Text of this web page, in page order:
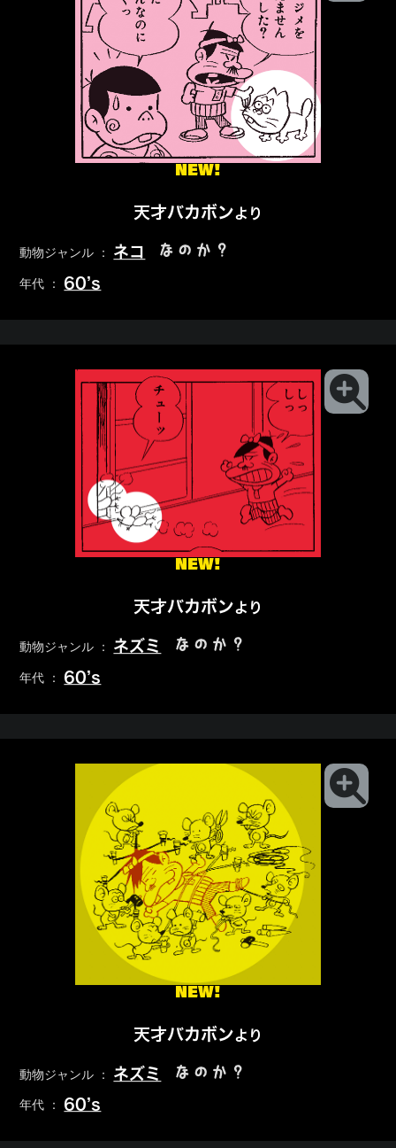
NEW!
天才バカボンより
動物ジャンル ： ネコ なのか？
年代 ： 60’s
NEW!
天才バカボンより
動物ジャンル ： ネズミ なのか？
年代 ： 60’s
NEW!
天才バカボンより
動物ジャンル ： ネズミ なのか？
年代 ： 60’s